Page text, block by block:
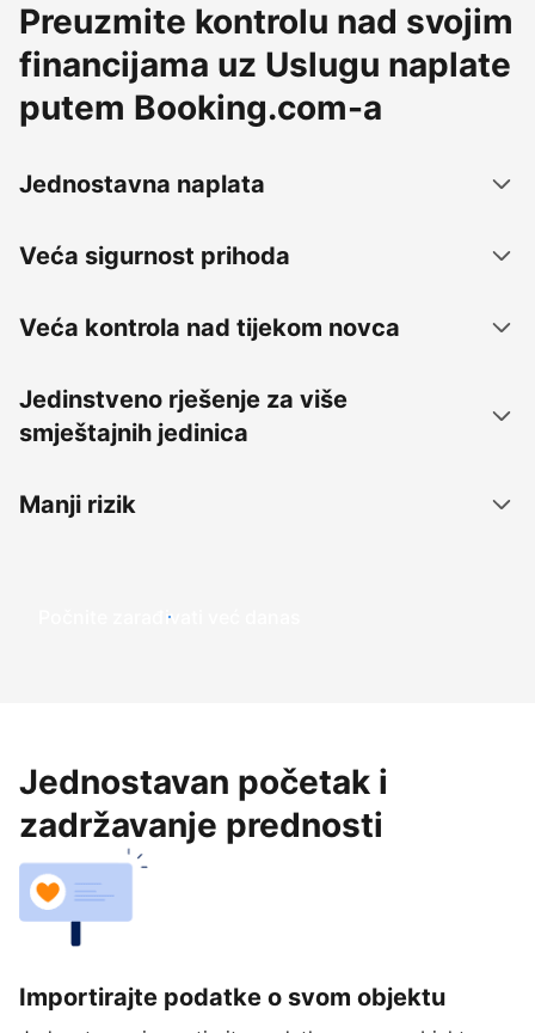
Preuzmite kontrolu nad svojim
financijama uz Uslugu naplate
putem Booking.com-a
Jednostavna naplata
Veća sigurnost prihoda
Veća kontrola nad tijekom novca
Jedinstveno rješenje za više
smještajnih jedinica
Manji rizik
Počnite zarađivati već ​​danas
Jednostavan početak i
zadržavanje prednosti
Importirajte podatke o svom objektu